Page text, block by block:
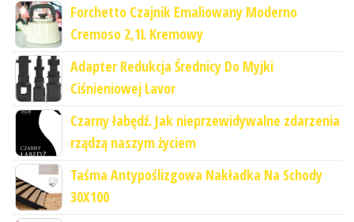
Forchetto Czajnik Emaliowany Moderno
Cremoso 2,1L Kremowy
Adapter Redukcja Średnicy Do Myjki
Ciśnieniowej Lavor
Czarny łabędź. Jak nieprzewidywalne zdarzenia
rządzą naszym życiem
Taśma Antypoślizgowa Nakładka Na Schody
30X100